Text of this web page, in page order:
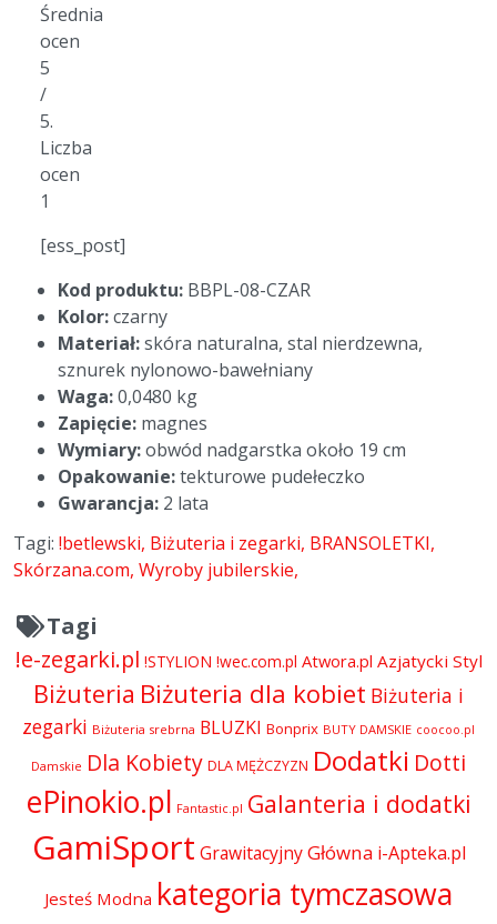
Średnia
ocen
5
/
5.
Liczba
ocen
1
[ess_post]
Kod produktu: BBPL-08-CZAR
Kolor:czarny
Materiał:skóra naturalna, stal nierdzewna,
sznurek nylonowo-bawełniany
Waga:0,0480 kg
Zapięcie: magnes
Wymiary:obwód nadgarstka około 19 cm
Opakowanie:tekturowe pudełeczko
Gwarancja: 2 lata
Tagi: !betlewski Biżuteria i zegarki BRANSOLETKI
Skórzana.com Wyroby jubilerskie
Tagi
!e-zegarki.pl !STYLION !wec.com.pl Atwora.pl Azjatycki Styl
Biżuteria Biżuteria dla kobiet Biżuteria i
zegarki Biżuteria srebrna BLUZKI Bonprix BUTY DAMSKIE coocoo.pl
Damskie Dla Kobiety DLA MĘŻCZYZN Dodatki Dotti
ePinokio.pl Fantastic.pl Galanteria i dodatki
GamiSport Grawitacyjny Główna i-Apteka.pl
Jesteś Modna kategoria tymczasowa